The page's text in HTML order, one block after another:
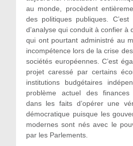
au monde, procèdent
des politiques publiques.
d’analyse qui conduit à confier à
qui ont pourtant administré au
incompétence lors de la crise
sociétés européennes. C’est
projet caressé par certains
institutions budgétaires
problème actuel des finances
dans les faits d’opérer une
démocratique puisque les
modernes sont nés avec le
par les Parlements.